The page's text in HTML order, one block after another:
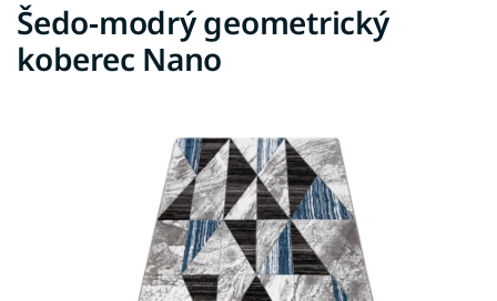
Šedo-modrý geometrický
koberec Nano